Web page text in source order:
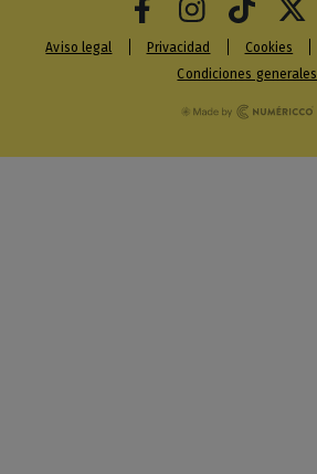
Aviso legal Privacidad Cookies
Condiciones generales